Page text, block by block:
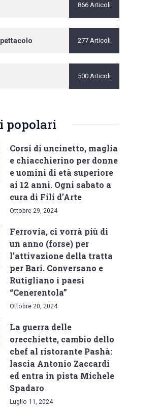
866 Articoli
277 Articoli
500 Articoli
popolari
Corsi di uncinetto, maglia
e chiacchierino per donne
e uomini di età superiore
ai 12 anni. Ogni sabato a
cura di Fili d’Arte
Ottobre 29, 2024
Ferrovia, ci vorrà più di
un anno (forse) per
l’attivazione della tratta
per Bari. Conversano e
Rutigliano i paesi
“Cenerentola”
Ottobre 20, 2024
La guerra delle
orecchiette, cambio dello
chef al ristorante Pashà:
lascia Antonio Zaccardi
ed entra in pista Michele
Spadaro
Luglio 11, 2024